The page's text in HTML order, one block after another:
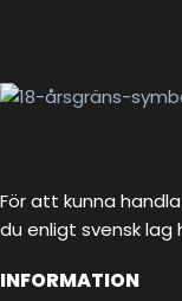
För att kunna
du enligt svensk lag
INFORMATION